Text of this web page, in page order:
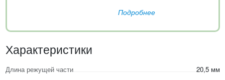
Подробнее
Характеристики
Длина режущей части
20,5 мм